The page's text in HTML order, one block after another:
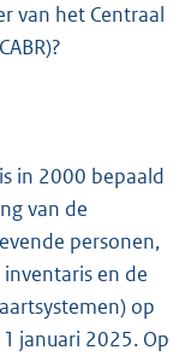
van het Centraal
in 2000 bepaald
van de
personen,
en de
op
januari 2025. Op